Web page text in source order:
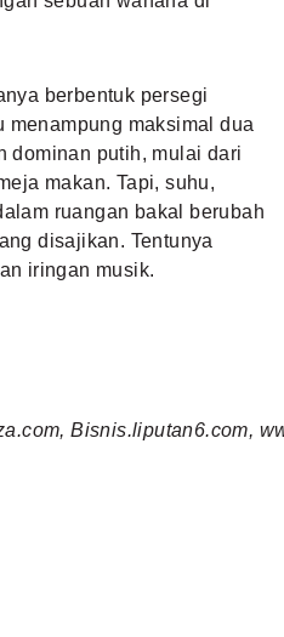
berbentuk persegi
menampung maksimal dua
dominan putih, mulai dari
makan. Tapi, suhu,
ruangan bakal berubah
disajikan. Tentunya
iringan musik.
Bisnis.liputan6.com,